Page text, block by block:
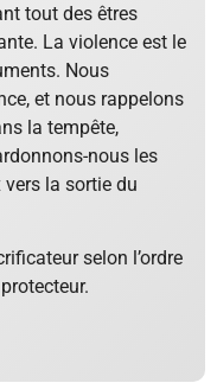
tout des êtres
La violence est le
Nous
et nous rappelons
la tempête,
nous les
la sortie du
selon l’ordre